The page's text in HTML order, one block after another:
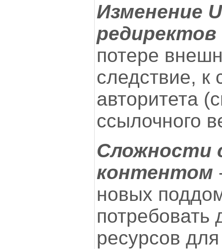
Изменение
редиректов
потере
следствие, к
авторитета
ссылочного
Сложности
контентом
новых
потребовать
ресурсов